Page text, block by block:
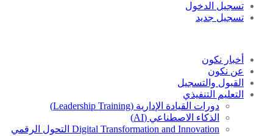
تسجيل الدخول
تسجيل جديد
أخبار نكون
عن نكون
القبول والتسجيل
التعليم التنفيذي
دورات القيادة الإدارية (Leadership Training)
الذكاء الاصطناعي (AI)
Digital Transformation and Innovation التحول الرقمي